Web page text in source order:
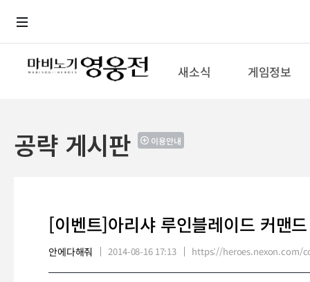
새소식 게임정보
공략 게시판 이용안내
[이벤트]아리샤 루인블레이드 커맨
안에다해줘 2014-08-16 17:13 https://heroes.nexon.com/